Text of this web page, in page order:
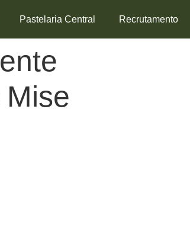
Pastelaria Central Recrutamento